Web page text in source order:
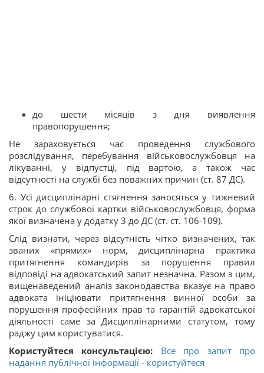
до шести місяців з дня виявлення
правопорушення;
Не зараховується час проведення службового
розслідування, перебування військовослужбовця на
лікуванні, у відпустці, під вартою, а також час
відсутності на службі без поважних причин (ст. 87 ДС).
6. Усі дисциплінарні стягнення заносяться у тижневий
строк до службової картки військовослужбовця, форма
якої визначена у додатку 3 до ДС (ст. ст. 106-109).
Слід визнати, через відсутність чітко визначених, так
званих «прямих» норм, дисциплінарна практика
притягнення командирів за порушення правил
відповіді на адвокатський запит незначна. Разом з цим,
вищенаведений аналіз законодавства вказує на право
адвоката ініціювати притягнення винної особи за
порушення професійних прав та гарантій адвокатської
діяльності саме за Дисциплінарними статутом, тому
раджу цим користуватися.
Користуйтеся консультацією: Все про запит про
надання публічної інформації - користуйтеся